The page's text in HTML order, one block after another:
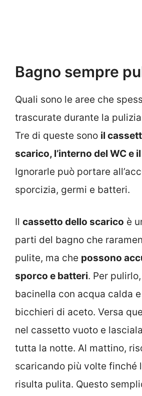
Bagno sempre
Quali sono le aree che
trascurate durante la
Tre di queste sono il
scarico, l’interno del WC e
Ignorarle può portare
sporcizia, germi e batteri.
Il cassetto dello scarico è
parti del bagno che
pulite, ma che possono
sporco e batteri. Per
bacinella con acqua calda
bicchieri di aceto. Versa
nel cassetto vuoto e
tutta la notte. Al mattino,
scaricando più volte finché
risulta pulita. Questo